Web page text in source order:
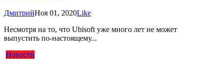
ДмитрийНоя 01, 2020Like
Несмотря на то, что Ubisoft уже много лет не может
выпустить по-настоящему...
Новости